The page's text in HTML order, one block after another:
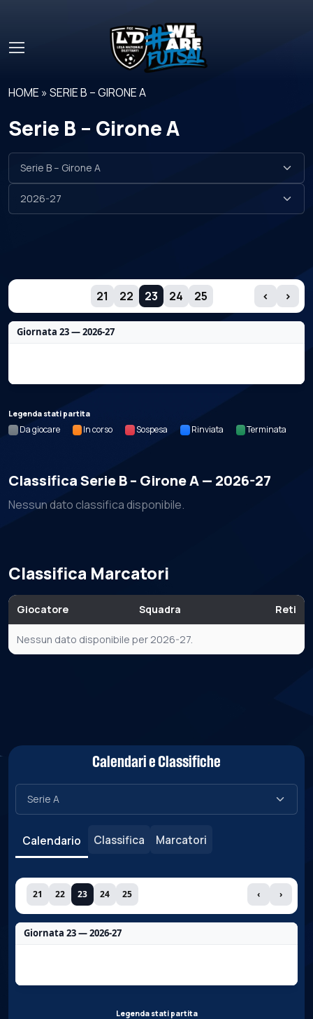
HOME »SERIE B – GIRONE A
Serie B – Girone A
21 22 23 24 25 ‹ ›
Giornata 23 — 2026-27
Legenda stati partita
Da giocare In corso Sospesa Rinviata Terminata
Classifica Serie B – Girone A — 2026-27
Nessun dato classifica disponibile.
Classifica Marcatori
Giocatore Squadra Reti
Nessun dato disponibile per 2026-27.
Calendari e Classifiche
Calendario Classifica Marcatori
21 22 23 24 25 ‹ ›
Giornata 23 — 2026-27
Legenda stati partita